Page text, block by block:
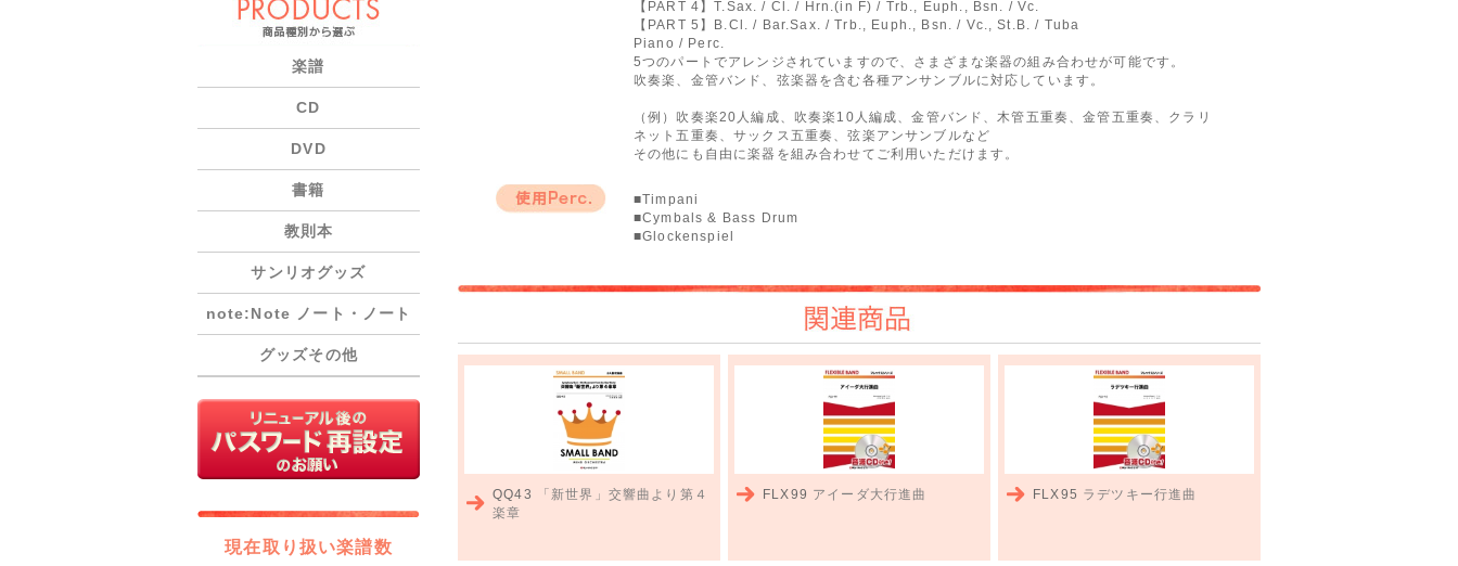
楽譜
CD
DVD
書籍
教則本
サンリオグッズ
note:Note ノート・ノート
グッズその他
現在取り扱い楽譜数
【PART 4】T.Sax. / Cl. / Hrn.(in F) / Trb., Euph., Bsn. / Vc.
【PART 5】B.Cl. / Bar.Sax. / Trb., Euph., Bsn. / Vc., St.B. / Tuba
Piano / Perc.
5つのパートでアレンジされていますので、さまざまな楽器の組み合わせが可能です。
吹奏楽、金管バンド、弦楽器を含む各種アンサンブルに対応しています。
（例）吹奏楽20人編成、吹奏楽10人編成、金管バンド、木管五重奏、金管五重奏、クラリ
ネット五重奏、サックス五重奏、弦楽アンサンブルなど
その他にも自由に楽器を組み合わせてご利用いただけます。
■Timpani
■Cymbals & Bass Drum
■Glockenspiel
関連商品
QQ43
「新世界」交響曲より第４
楽章
FLX99 アイーダ大行進曲 FLX95 ラデツキー行進曲